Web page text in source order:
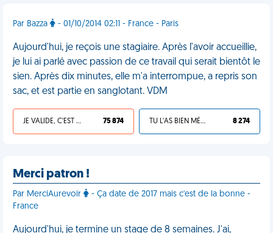
Par Bazza - 01/10/2014 02:11 - France - Paris
Aujourd'hui, je reçois une stagiaire. Après l'avoir accueillie,
je lui ai parlé avec passion de ce travail qui serait bientôt le
sien. Après dix minutes, elle m'a interrompue, a repris son
sac, et est partie en sanglotant. VDM
JE VALIDE, C'EST UNE VDM 75 874 TU L'AS BIEN MÉRITÉ 8 274
Merci patron !
Par MerciAurevoir
- Ça date de 2017 mais c'est de la bonne -
France
Aujourd'hui, je termine un stage de 8 semaines. J'ai,